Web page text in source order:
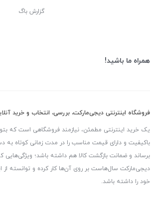
گزارش باگ
همراه ما باشید!
فروشگاه اینترنتی دیجی‌مارکت، بررسی، انتخاب و خرید
یک خرید اینترنتی مطمئن، نیازمند فروشگاهی است که
باکیفیت و دارای قیمت مناسب را در مدت زمانی کوتاه
برساند و ضمانت بازگشت کالا هم داشته باشد؛ ویژگی‌هایی
دیجی‌مارکت سال‌هاست بر روی آن‌ها کار کرده و توانسته از
خود را داشته باشد.